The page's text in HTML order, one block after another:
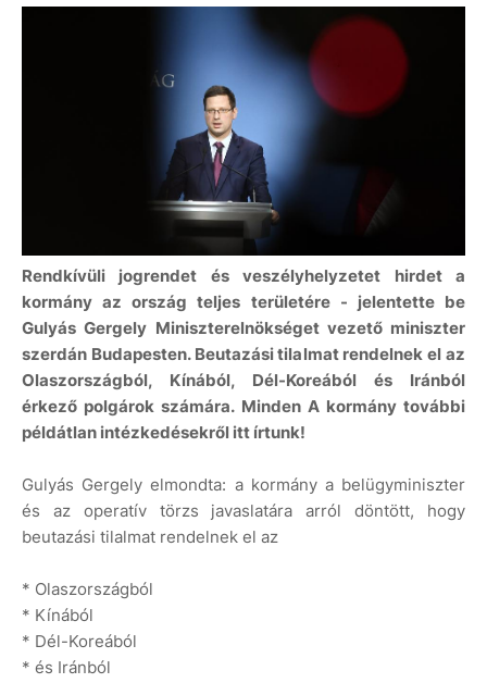
Rendkívüli jogrendet és veszélyhelyzetet hirdet a
kormány az ország teljes területére - jelentette be
Gulyás Gergely Miniszterelnökséget vezető miniszter
szerdán Budapesten. Beutazási tilalmat rendelnek el az
Olaszországból, Kínából, Dél-Koreából és Iránból
érkező polgárok számára. Minden A kormány további
példátlan intézkedésekről itt írtunk!
Gulyás Gergely elmondta: a kormány a belügyminiszter
és az operatív törzs javaslatára arról döntött, hogy
beutazási tilalmat rendelnek el az
* Olaszországból
* Kínából
* Dél-Koreából
* és Iránból